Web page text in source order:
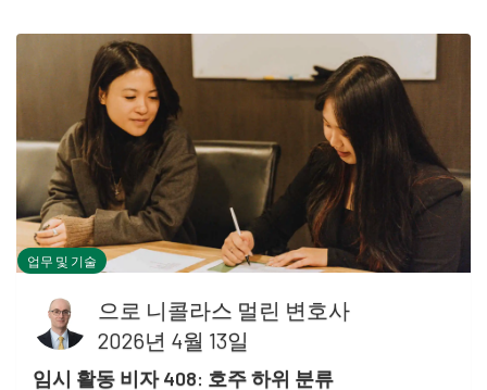
업무 및 기술
으로 니콜라스 멀린 변호사
2026년 4월 13일
임시 활동 비자 408: 호주 하위 분류